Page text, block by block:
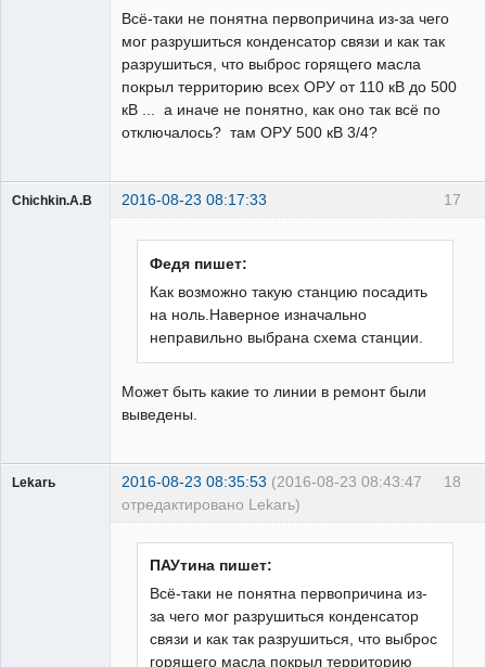
Всё-таки не понятна первопричина из-за чего
мог разрушиться конденсатор связи и как так
разрушиться, что выброс горящего масла
покрыл территорию всех ОРУ от 110 кВ до 500
кВ ... а иначе не понятно, как оно так всё по
отключалось? там ОРУ 500 кВ 3/4?
17
Chichkin.A.B 2016-08-23 08:17:33
Федя пишет:
Как возможно такую станцию посадить
на ноль.Наверное изначально
неправильно выбрана схема станции.
Может быть какие то линии в ремонт были
выведены.
18
Lekarь 2016-08-23 08:35:53 (2016-08-23 08:43:47
отредактировано Lekarь)
ПАУтина пишет:
Всё-таки не понятна первопричина из-
за чего мог разрушиться конденсатор
связи и как так разрушиться, что выброс
горящего масла покрыл территорию